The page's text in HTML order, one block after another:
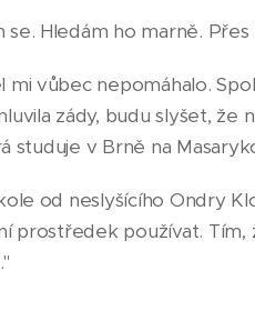
Hledám ho marně. Přes
mi vůbec nepomáhalo.
zády, budu slyšet, že
studuje v Brně na
od neslyšícího Ondry
prostředek používat.